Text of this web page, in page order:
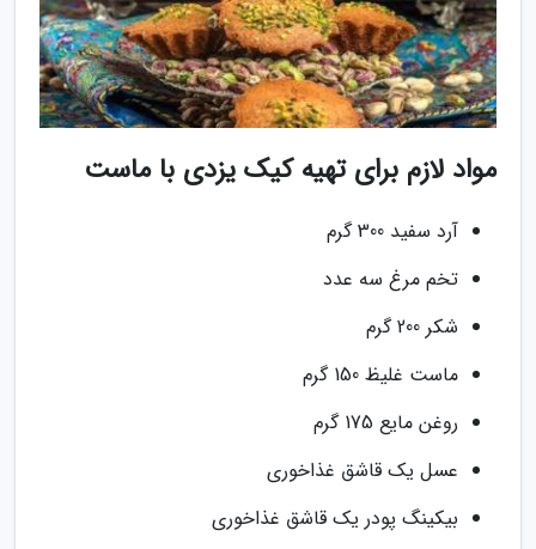
مواد لازم برای تهیه کیک یزدی با ماست
آرد سفید 300 گرم
تخم مرغ سه عدد
شکر 200 گرم
ماست غلیظ 150 گرم
روغن مایع 175 گرم
عسل یک قاشق غذاخوری
بیکینگ پودر یک قاشق غذاخوری